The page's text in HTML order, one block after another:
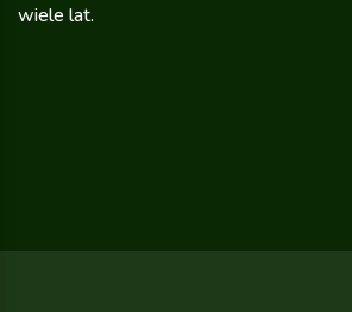
wiele lat.